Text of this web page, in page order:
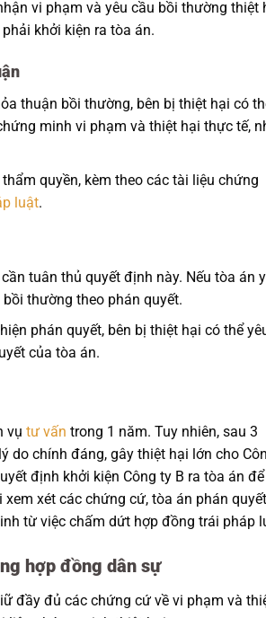
vi phạm và yêu cầu bồi thường thiệt
khởi kiện ra tòa án.
thuận bồi thường, bên bị thiệt hại có
minh vi phạm và thiệt hại thực tế,
quyền, kèm theo các tài liệu chứng
luật.
tuân thủ quyết định này. Nếu tòa án
thường theo phán quyết.
phán quyết, bên bị thiệt hại có thể
của tòa án.
vụ tư vấn trong 1 năm. Tuy nhiên, sau 3
do chính đáng, gây thiệt hại lớn cho
định khởi kiện Công ty B ra tòa án để
xét các chứng cứ, tòa án phán quyết
từ việc chấm dứt hợp đồng trái pháp
hợp đồng dân sự
đầy đủ các chứng cứ về vi phạm và